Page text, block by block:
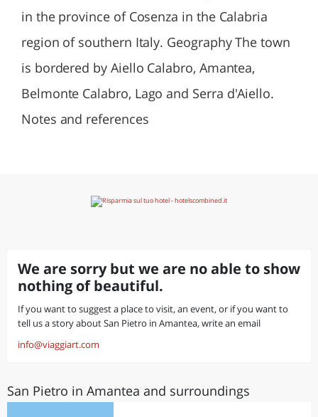
in the province of Cosenza in the Calabria
region of southern Italy. Geography The town
is bordered by Aiello Calabro, Amantea,
Belmonte Calabro, Lago and Serra d'Aiello.
Notes and references
We are sorry but we are no able to show
nothing of beautiful.
If you want to suggest a place to visit, an event, or if you want to
tell us a story about San Pietro in Amantea, write an email
info@viaggiart.com
San Pietro in Amantea and surroundings